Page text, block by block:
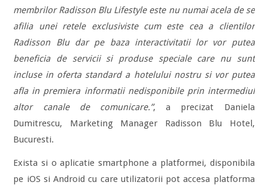
membrilor Radisson Blu Lifestyle este nu numai acela de se
afilia unei retele exclusiviste cum este cea a clientilor
Radisson Blu dar pe baza interactivitatii lor vor putea
beneficia de servicii si produse speciale care nu sunt
incluse in oferta standard a hotelului nostru si vor putea
afla in premiera informatii nedisponibile prin intermediul
altor canale de comunicare.”, a precizat Daniela
Dumitrescu, Marketing Manager Radisson Blu Hotel,
Bucuresti.
Exista si o aplicatie smartphone a platformei, disponibila
pe iOS si Android cu care utilizatorii pot accesa platforma